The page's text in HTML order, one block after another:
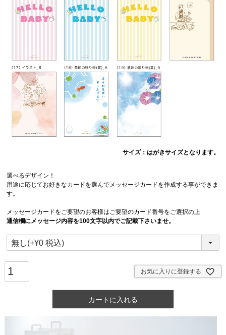
サイズ：はがきサイズとなります。
選べるデザイン！
用途に応じてお好きなカードを選んでメッセージカードを作成する事ができま
す。
メッセージカードをご要望のお客様はご要望のカード番号をご選択の上
通信欄にメッセージ内容を100文字以内でご記載下さいませ。
お気に入りに登録する
カートに入れる